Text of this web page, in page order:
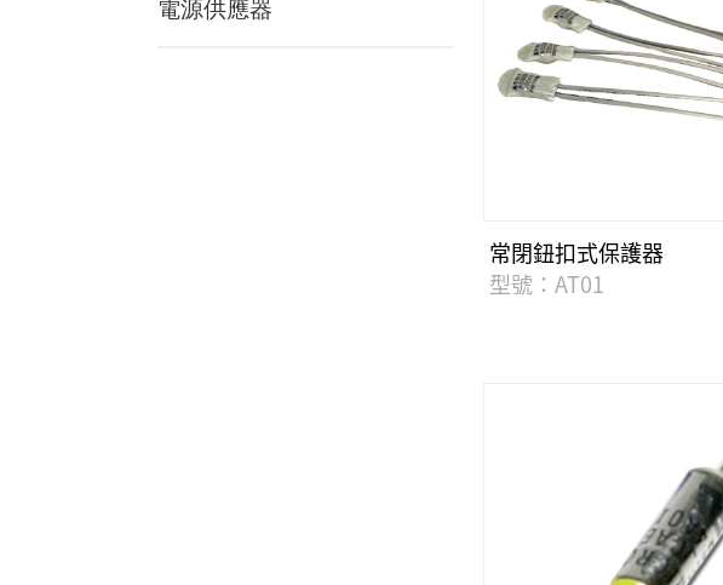
電源供應器
常閉鈕扣式保護器
型號：AT01